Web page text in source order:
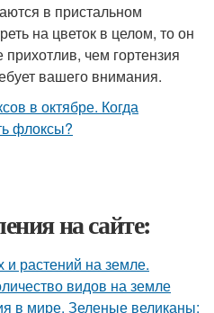
в пристальном
на цветок в целом, то он
чем гортензия
вашего внимания.
на сайте:
растений на земле.
видов на земле
в мире. Зеленые великаны: